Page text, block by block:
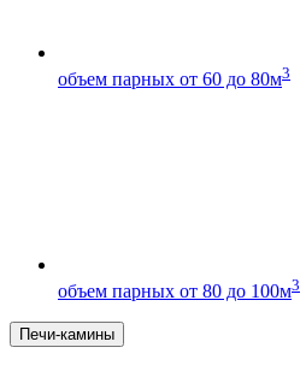
объем парных от 60 до 80м3
объем парных от 80 до 100м3
Печи-камины